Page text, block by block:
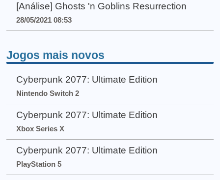
[Análise] Ghosts 'n Goblins Resurrection
28/05/2021 08:53
Jogos mais novos
Cyberpunk 2077: Ultimate Edition
Nintendo Switch 2
Cyberpunk 2077: Ultimate Edition
Xbox Series X
Cyberpunk 2077: Ultimate Edition
PlayStation 5